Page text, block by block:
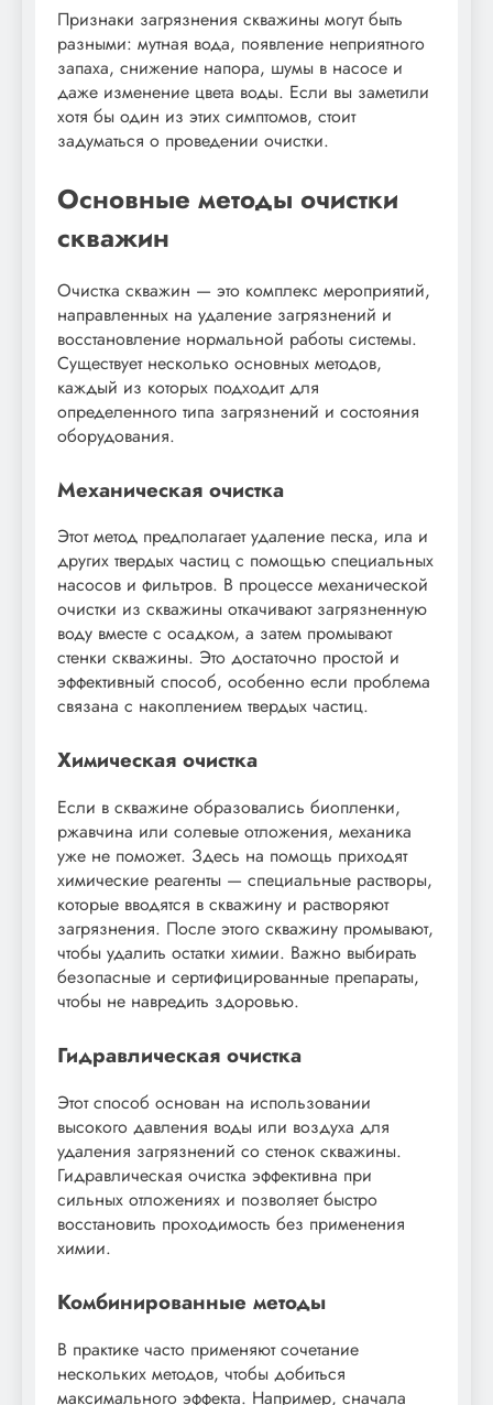
Признаки загрязнения скважины могут быть
разными: мутная вода, появление неприятного
запаха, снижение напора, шумы в насосе и
даже изменение цвета воды. Если вы заметили
хотя бы один из этих симптомов, стоит
задуматься о проведении очистки.
Основные методы очистки
скважин
Очистка скважин — это комплекс мероприятий,
направленных на удаление загрязнений и
восстановление нормальной работы системы.
Существует несколько основных методов,
каждый из которых подходит для
определенного типа загрязнений и состояния
оборудования.
Механическая очистка
Этот метод предполагает удаление песка, ила и
других твердых частиц с помощью специальных
насосов и фильтров. В процессе механической
очистки из скважины откачивают загрязненную
воду вместе с осадком, а затем промывают
стенки скважины. Это достаточно простой и
эффективный способ, особенно если проблема
связана с накоплением твердых частиц.
Химическая очистка
Если в скважине образовались биопленки,
ржавчина или солевые отложения, механика
уже не поможет. Здесь на помощь приходят
химические реагенты — специальные растворы,
которые вводятся в скважину и растворяют
загрязнения. После этого скважину промывают,
чтобы удалить остатки химии. Важно выбирать
безопасные и сертифицированные препараты,
чтобы не навредить здоровью.
Гидравлическая очистка
Этот способ основан на использовании
высокого давления воды или воздуха для
удаления загрязнений со стенок скважины.
Гидравлическая очистка эффективна при
сильных отложениях и позволяет быстро
восстановить проходимость без применения
химии.
Комбинированные методы
В практике часто применяют сочетание
нескольких методов, чтобы добиться
максимального эффекта. Например, сначала